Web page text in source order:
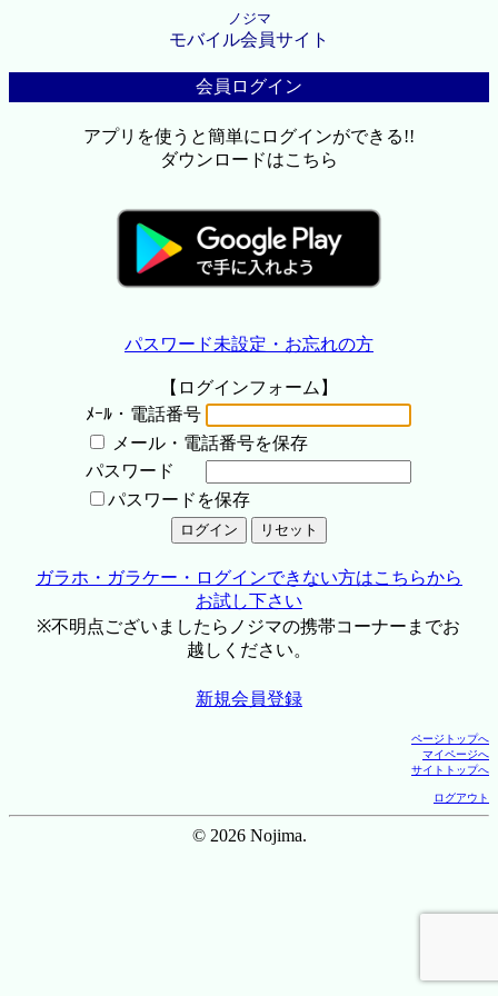
ノジマ
モバイル会員サイト
会員ログイン
アプリを使うと簡単にログインができる!!
ダウンロードはこちら
パスワード未設定・お忘れの方
【ログインフォーム】
ﾒｰﾙ・電話番号
メール・電話番号を保存
パスワード
パスワードを保存
ガラホ・ガラケー・ログインできない方はこちらから
お試し下さい
※不明点ございましたらノジマの携帯コーナーまでお
越しください。
新規会員登録
ページトップへ
マイページへ
サイトトップへ
ログアウト
© 2026 Nojima.